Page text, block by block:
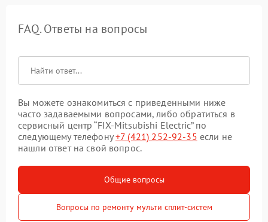
FAQ. Ответы на вопросы
Вы можете ознакомиться с приведенными ниже
часто задаваемыми вопросами, либо обратиться в
сервисный центр “FIX-Mitsubishi Electric” по
следующему телефону+7 (421) 252-92-35 если не
нашли ответ на свой вопрос.
Общие вопросы
Вопросы по ремонту мульти сплит-систем